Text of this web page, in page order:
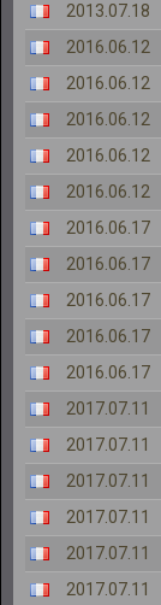
2013.07.18
2016.06.12
2016.06.12
2016.06.12
2016.06.12
2016.06.12
2016.06.17
2016.06.17
2016.06.17
2016.06.17
2016.06.17
2017.07.11
2017.07.11
2017.07.11
2017.07.11
2017.07.11
2017.07.11